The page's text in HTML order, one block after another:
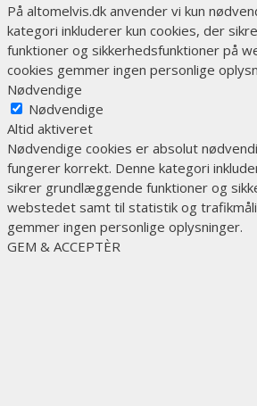
På altomelvis.dk anvender vi kun
kategori inkluderer kun cookies, der
funktioner og sikkerhedsfunktioner på
cookies gemmer ingen personlige
Nødvendige
Nødvendige
Altid aktiveret
Nødvendige cookies er absolut
fungerer korrekt. Denne kategori
sikrer grundlæggende funktioner og
webstedet samt til statistik og
gemmer ingen personlige oplysninger.
GEM & ACCEPTÈR